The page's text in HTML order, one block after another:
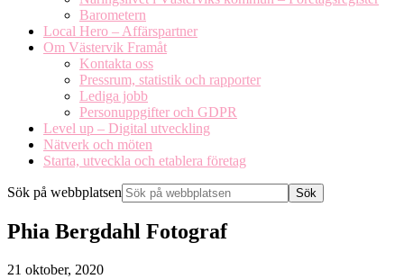
Barometern
Local Hero – Affärspartner
Om Västervik Framåt
Kontakta oss
Pressrum, statistik och rapporter
Lediga jobb
Personuppgifter och GDPR
Level up – Digital utveckling
Nätverk och möten
Starta, utveckla och etablera företag
Sök på webbplatsen
Phia Bergdahl Fotograf
21 oktober, 2020